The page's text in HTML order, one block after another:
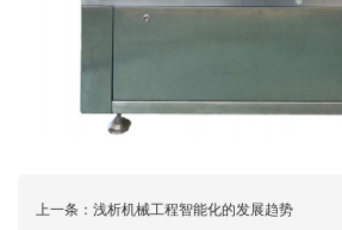
上一条： 浅析机械工程智能化的发展趋势